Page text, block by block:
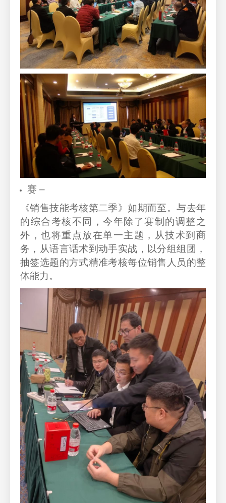
赛 –
《销售技能考核第二季》如期而至。与去年
的综合考核不同，今年除了赛制的调整之
外，也将重点放在单一主题，从技术到商
务，从语言话术到动手实战，以分组组团，
抽签选题的方式精准考核每位销售人员的整
体能力。